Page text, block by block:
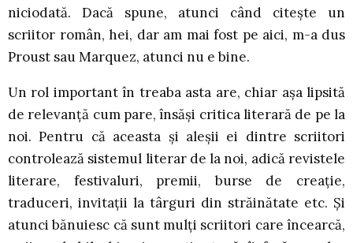
niciodată. Dacă spune, atunci când citeşte un
scriitor român, hei, dar am mai fost pe aici, m-a dus
Proust sau Marquez, atunci nu e bine.
Un rol important în treaba asta are, chiar aşa lipsită
de relevanță cum pare, însăşi critica literară de pe la
noi. Pentru că aceasta şi aleşii ei dintre scriitori
controlează sistemul literar de la noi, adică revistele
literare, festivaluri, premii, burse de creație,
traduceri, invitații la târguri din străinătate etc. Şi
atunci bănuiesc că sunt mulți scriitori care încearcă,